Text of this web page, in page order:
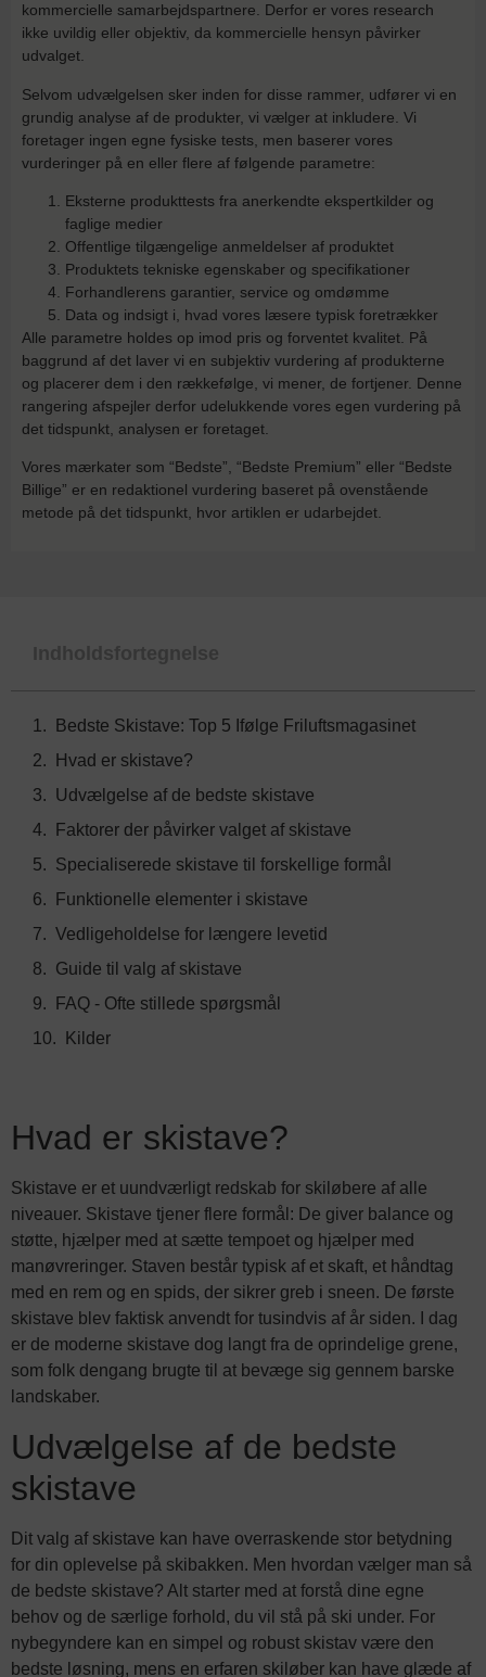
kommercielle samarbejdspartnere. Derfor er vores research
ikke uvildig eller objektiv, da kommercielle hensyn påvirker
udvalget.
Selvom udvælgelsen sker inden for disse rammer, udfører vi en
grundig analyse af de produkter, vi vælger at inkludere. Vi
foretager ingen egne fysiske tests, men baserer vores
vurderinger på en eller flere af følgende parametre:
Eksterne produkttests fra anerkendte ekspertkilder og
faglige medier
Offentlige tilgængelige anmeldelser af produktet
Produktets tekniske egenskaber og specifikationer
Forhandlerens garantier, service og omdømme
Data og indsigt i, hvad vores læsere typisk foretrækker
Alle parametre holdes op imod pris og forventet kvalitet. På
baggrund af det laver vi en subjektiv vurdering af produkterne
og placerer dem i den rækkefølge, vi mener, de fortjener. Denne
rangering afspejler derfor udelukkende vores egen vurdering på
det tidspunkt, analysen er foretaget.
Vores mærkater som “Bedste”, “Bedste Premium” eller “Bedste
Billige” er en redaktionel vurdering baseret på ovenstående
metode på det tidspunkt, hvor artiklen er udarbejdet.
Indholdsfortegnelse
Bedste Skistave: Top 5 Ifølge Friluftsmagasinet
Hvad er skistave?
Udvælgelse af de bedste skistave
Faktorer der påvirker valget af skistave
Specialiserede skistave til forskellige formål
Funktionelle elementer i skistave
Vedligeholdelse for længere levetid
Guide til valg af skistave
FAQ - Ofte stillede spørgsmål
Kilder
Hvad er skistave?
Skistave er et uundværligt redskab for skiløbere af alle
niveauer. Skistave tjener flere formål: De giver balance og
støtte, hjælper med at sætte tempoet og hjælper med
manøvreringer. Staven består typisk af et skaft, et håndtag
med en rem og en spids, der sikrer greb i sneen. De første
skistave blev faktisk anvendt for tusindvis af år siden. I dag
er de moderne skistave dog langt fra de oprindelige grene,
som folk dengang brugte til at bevæge sig gennem barske
landskaber.
Udvælgelse af de bedste
skistave
Dit valg af skistave kan have overraskende stor betydning
for din oplevelse på skibakken. Men hvordan vælger man så
de bedste skistave? Alt starter med at forstå dine egne
behov og de særlige forhold, du vil stå på ski under. For
nybegyndere kan en simpel og robust skistav være den
bedste løsning, mens en erfaren skiløber kan have glæde af